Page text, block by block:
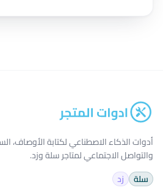
أدوات الذكاء الاصطناعي لكتابة الأوصاف،
والتواصل الاجتماعي لمتاجر سلة وزد.
سلة
زد